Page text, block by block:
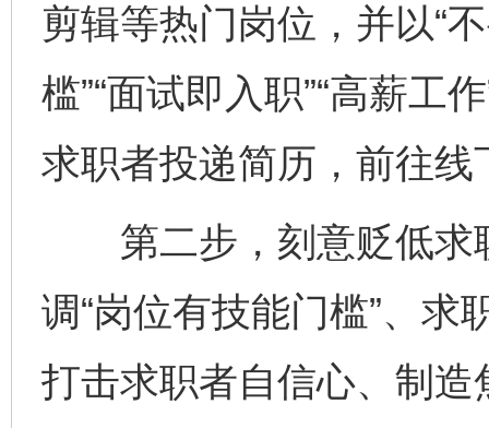
剪辑等热门岗位，并以“
槛”“面试即入职”“高薪工
求职者投递简历，前往线
第二步，刻意贬低求
调“岗位有技能门槛”、求
打击求职者自信心、制